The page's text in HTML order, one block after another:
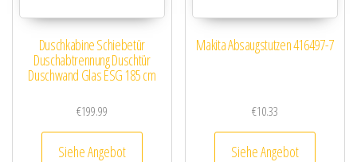
Duschkabine Schiebetür
Duschabtrennung Duschtür
Duschwand Glas ESG 185 cm
€199.99
Siehe Angebot
Makita Absaugstutzen 416497-7
€10.33
Siehe Angebot